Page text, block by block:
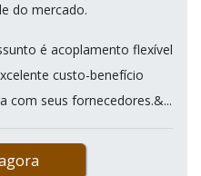
do mercado.
é acoplamento flexível
custo-benefício
com seus fornecedores.&...